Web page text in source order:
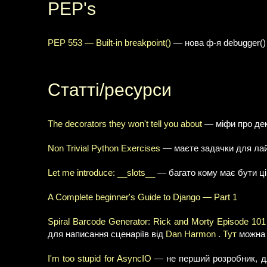
PEP's
PEP 553 — Built-in breakpoint() — нова ф-я debugger()
Статті/ресурси
The decorators they won't tell you about — міфи про
Non Trivial Python Exercises — маєте задачки для
Let me introduce: __slots__ — багато кому має бути
A Complete beginner's Guide to Django — Part 1
Spiral Barcode Generator: Rick and Morty Episode 101
для написання сценаріїв від Dan Harmon . Тут можна
I'm too stupid for AsyncIO — не перший розробник,